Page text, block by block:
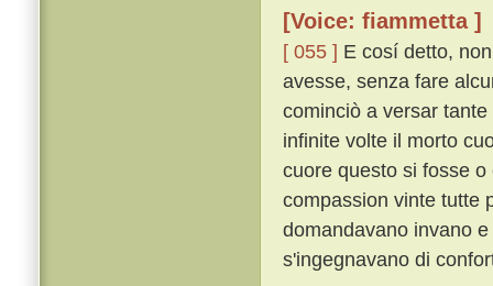
[Voice: fiammetta ]
[ 055 ] E cosí detto,
avesse, senza fare
cominciò a versar
infinite volte il morto
cuore questo si fosse
compassion vinte tutte
domandavano invano
s'ingegnavano di